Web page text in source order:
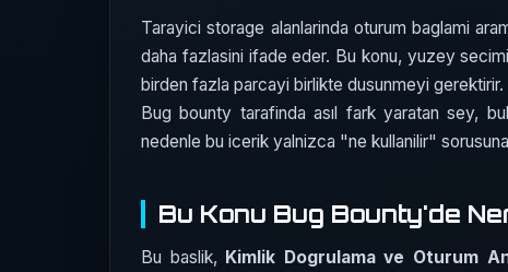
Tarayici storage alanlarinda oturum baglami
daha fazlasini ifade eder. Bu konu, yuzey
birden fazla parcayi birlikte dusunmeyi gerektirir.
Bug bounty tarafinda asıl fark yaratan sey,
nedenle bu icerik yalnizca "ne kullanilir"
Bu Konu Bug Bounty'de
Bu baslik, Kimlik Dogrulama ve Oturum